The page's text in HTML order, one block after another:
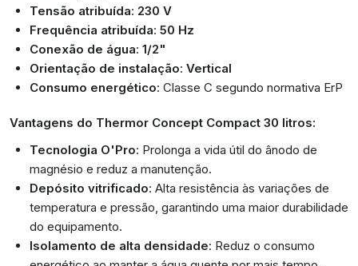
Tensão atribuída: 230 V
Frequência atribuída: 50 Hz
Conexão de água: 1/2"
Orientação de instalação: Vertical
Consumo energético: Classe C segundo normativa ErP
Vantagens do Thermor Concept Compact 30 litros:
Tecnologia O'Pro: Prolonga a vida útil do ânodo de
magnésio e reduz a manutenção.
Depósito vitrificado: Alta resistência às variações de
temperatura e pressão, garantindo uma maior durabilidade
do equipamento.
Isolamento de alta densidade: Reduz o consumo